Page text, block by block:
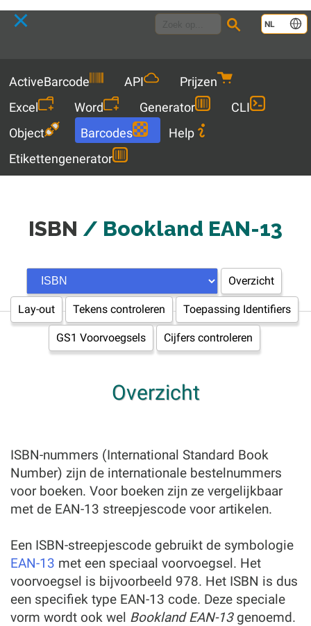
NL
ActiveBarcode API
Prijzen
Excel
Word Generator
CLI
Object
Barcodes
Help
Etikettengenerator
ISBN / Bookland EAN-13
Overzicht
Lay-out Tekens controleren Toepassing Identifiers
GS1 Voorvoegsels Cijfers controleren
Overzicht
ISBN-nummers (International Standard Book
Number) zijn de internationale bestelnummers
voor boeken. Voor boeken zijn ze vergelijkbaar
met de EAN-13 streepjescode voor artikelen.
Een ISBN-streepjescode gebruikt de symbologie
EAN-13 met een speciaal voorvoegsel. Het
voorvoegsel is bijvoorbeeld 978. Het ISBN is dus
een specifiek type EAN-13 code. Deze speciale
vorm wordt ook wel Bookland EAN-13genoemd.